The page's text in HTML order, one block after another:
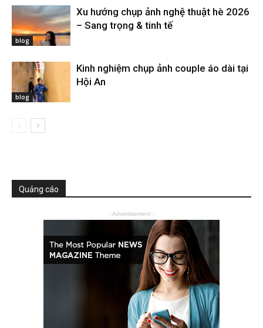
blog
Xu hướng chụp ảnh nghệ thuật hè 2026
– Sang trọng & tinh tế
blog
Kinh nghiệm chụp ảnh couple áo dài tại
Hội An
Quảng cáo
- Advertisement -